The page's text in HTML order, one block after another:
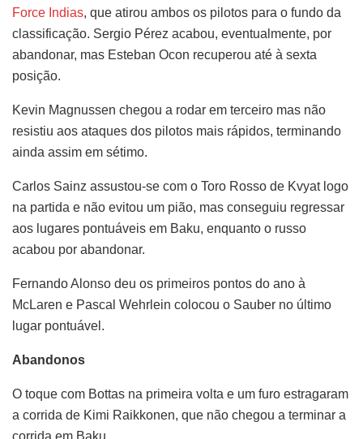
Force Indias, que atirou ambos os pilotos para o fundo da
classificação. Sergio Pérez acabou, eventualmente, por
abandonar, mas Esteban Ocon recuperou até à sexta
posição.
Kevin Magnussen chegou a rodar em terceiro mas não
resistiu aos ataques dos pilotos mais rápidos, terminando
ainda assim em sétimo.
Carlos Sainz assustou-se com o Toro Rosso de Kvyat logo
na partida e não evitou um pião, mas conseguiu regressar
aos lugares pontuáveis em Baku, enquanto o russo
acabou por abandonar.
Fernando Alonso deu os primeiros pontos do ano à
McLaren e Pascal Wehrlein colocou o Sauber no último
lugar pontuável.
Abandonos
O toque com Bottas na primeira volta e um furo estragaram
a corrida de Kimi Raikkonen, que não chegou a terminar a